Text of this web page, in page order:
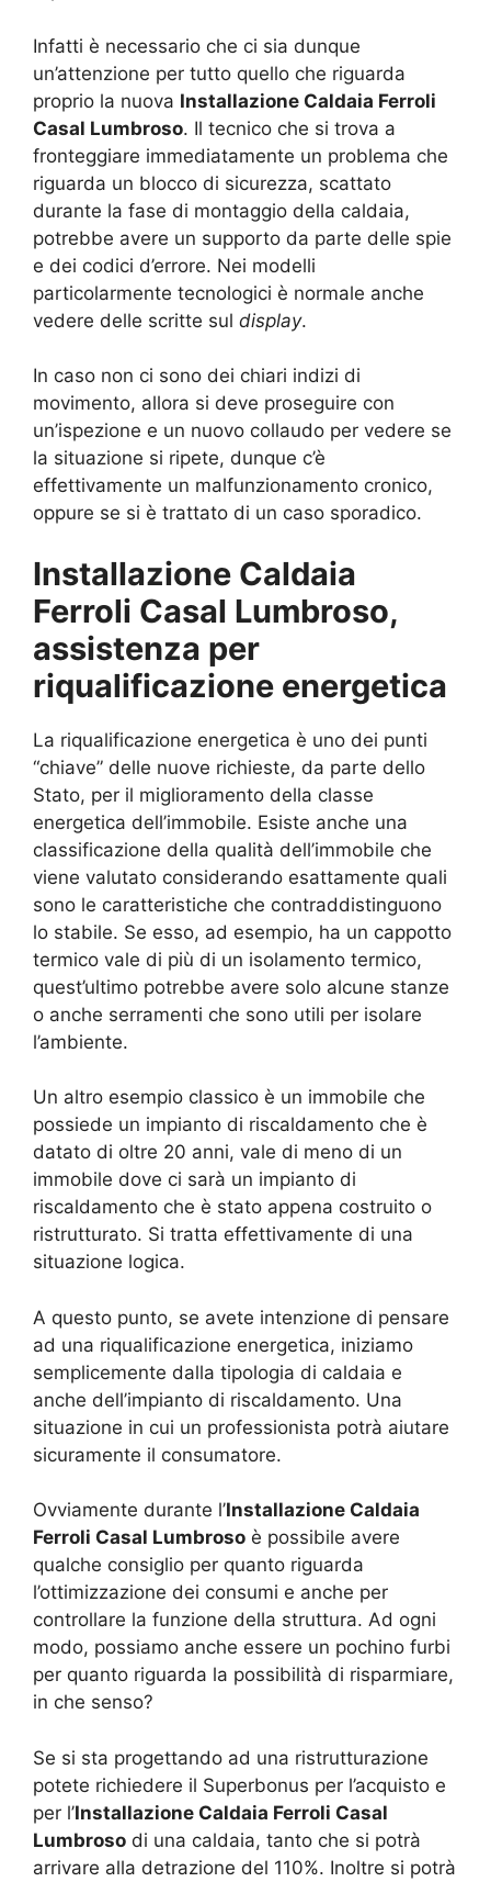
Infatti è necessario che ci sia dunque
un’attenzione per tutto quello che riguarda
proprio la nuova Installazione Caldaia Ferroli
Casal Lumbroso. Il tecnico che si trova a
fronteggiare immediatamente un problema che
riguarda un blocco di sicurezza, scattato
durante la fase di montaggio della caldaia,
potrebbe avere un supporto da parte delle spie
e dei codici d’errore. Nei modelli
particolarmente tecnologici è normale anche
vedere delle scritte sul display.
In caso non ci sono dei chiari indizi di
movimento, allora si deve proseguire con
un’ispezione e un nuovo collaudo per vedere se
la situazione si ripete, dunque c’è
effettivamente un malfunzionamento cronico,
oppure se si è trattato di un caso sporadico.
Installazione Caldaia
Ferroli Casal Lumbroso,
assistenza per
riqualificazione energetica
La riqualificazione energetica è uno dei punti
“chiave” delle nuove richieste, da parte dello
Stato, per il miglioramento della classe
energetica dell’immobile. Esiste anche una
classificazione della qualità dell’immobile che
viene valutato considerando esattamente quali
sono le caratteristiche che contraddistinguono
lo stabile. Se esso, ad esempio, ha un cappotto
termico vale di più di un isolamento termico,
quest’ultimo potrebbe avere solo alcune stanze
o anche serramenti che sono utili per isolare
l’ambiente.
Un altro esempio classico è un immobile che
possiede un impianto di riscaldamento che è
datato di oltre 20 anni, vale di meno di un
immobile dove ci sarà un impianto di
riscaldamento che è stato appena costruito o
ristrutturato. Si tratta effettivamente di una
situazione logica.
A questo punto, se avete intenzione di pensare
ad una riqualificazione energetica, iniziamo
semplicemente dalla tipologia di caldaia e
anche dell’impianto di riscaldamento. Una
situazione in cui un professionista potrà aiutare
sicuramente il consumatore.
Ovviamente durante l’Installazione Caldaia
Ferroli Casal Lumbroso è possibile avere
qualche consiglio per quanto riguarda
l’ottimizzazione dei consumi e anche per
controllare la funzione della struttura. Ad ogni
modo, possiamo anche essere un pochino furbi
per quanto riguarda la possibilità di risparmiare,
in che senso?
Se si sta progettando ad una ristrutturazione
potete richiedere il Superbonus per l’acquisto e
per l’Installazione Caldaia Ferroli Casal
Lumbroso di una caldaia, tanto che si potrà
arrivare alla detrazione del 110%. Inoltre si potrà